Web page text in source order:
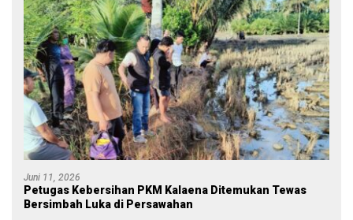
Juni 11, 2026
Petugas Kebersihan PKM Kalaena Ditemukan Tewas
Bersimbah Luka di Persawahan